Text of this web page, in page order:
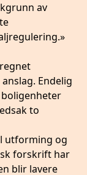
av
Endelig
to
utforming og
forskrift har
blir lavere